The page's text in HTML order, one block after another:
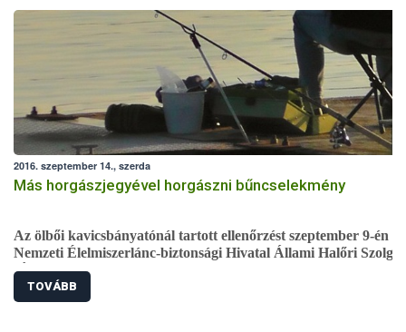
azonban a hazai kérődző állomány védelme érdekében
kiemelten fontos a körültekintő gondoskodás és a megelőzést
szolgáló vakcinázás az állattartók részéről.
2016. szeptember 14., szerda
Más horgászjegyével horgászni bűncselekmény
Az ölbői kavicsbányatónál tartott ellenőrzést szeptember 9-én a
Nemzeti Élelmiszerlánc-biztonsági Hivatal Állami Halőri
(ÁHSZ). A vizsgálat során egy horgászról kiderült, hogy hamis
papírokkal horgászik, ezért a rendőrség okirat hamisításért
előállította.
TOVÁBB